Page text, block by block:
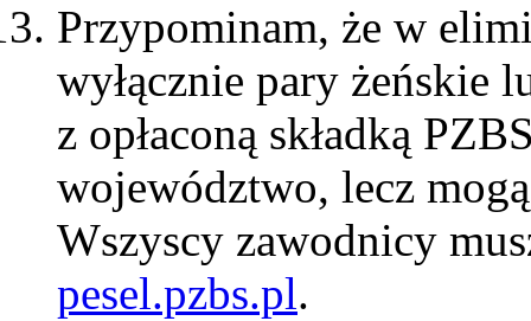
Przypominam, że w
wyłącznie pary żeńskie
z opłaconą składką
województwo, lecz
Wszyscy zawodnicy
pesel.pzbs.pl.